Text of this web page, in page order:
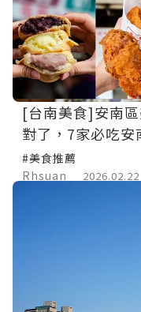
[台南美食]安南
對了，7家必吃安
#美食推薦
Rhsuan
2026.02.22